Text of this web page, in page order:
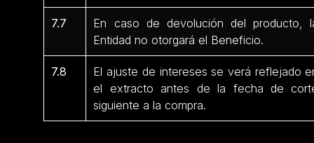
7.7
En caso de devolución del producto,
Entidad no otorgará el Beneficio.
7.8
El ajuste de intereses se verá reflejado
el extracto antes de la fecha de
siguiente a la compra.